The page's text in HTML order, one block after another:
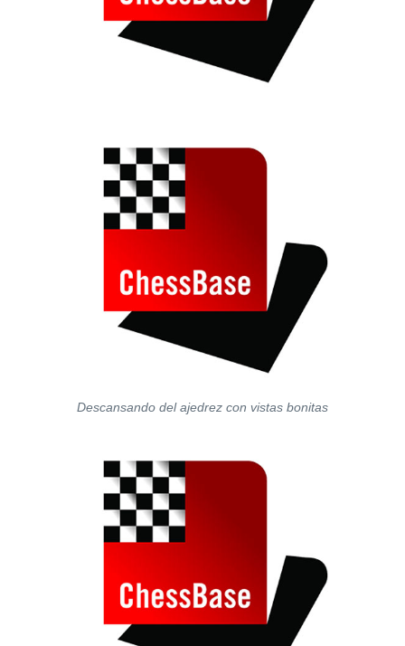
Descansando del ajedrez con vistas bonitas